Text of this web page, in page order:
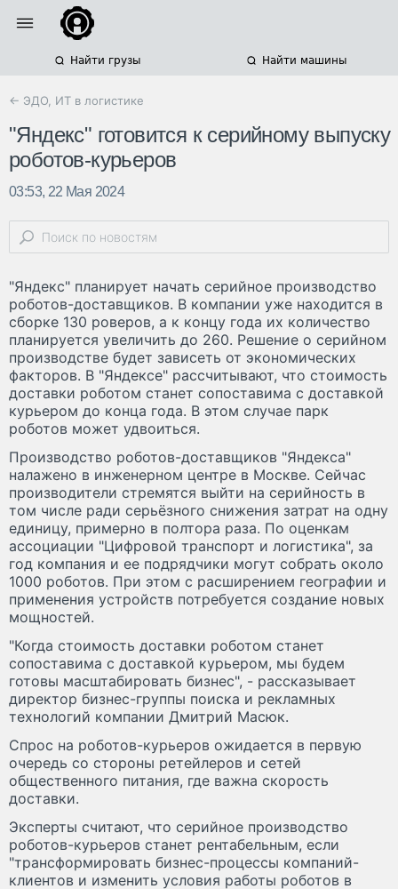
Найти грузы Найти машины
← ЭДО, ИТ в логистике
"Яндекс" готовится к серийному выпуску
роботов-курьеров
03:53, 22 Мая 2024
"Яндекс" планирует начать серийное производство
роботов-доставщиков. В компании уже находится в
сборке 130 роверов, а к концу года их количество
планируется увеличить до 260. Решение о серийном
производстве будет зависеть от экономических
факторов. В "Яндексе" рассчитывают, что стоимость
доставки роботом станет сопоставима с доставкой
курьером до конца года. В этом случае парк
роботов может удвоиться.
Производство роботов-доставщиков "Яндекса"
налажено в инженерном центре в Москве. Сейчас
производители стремятся выйти на серийность в
том числе ради серьёзного снижения затрат на одну
единицу, примерно в полтора раза. По оценкам
ассоциации "Цифровой транспорт и логистика", за
год компания и ее подрядчики могут собрать около
1000 роботов. При этом с расширением географии и
применения устройств потребуется создание новых
мощностей.
"Когда стоимость доставки роботом станет
сопоставима с доставкой курьером, мы будем
готовы масштабировать бизнес", - рассказывает
директор бизнес-группы поиска и рекламных
технологий компании Дмитрий Масюк.
Спрос на роботов-курьеров ожидается в первую
очередь со стороны ретейлеров и сетей
общественного питания, где важна скорость
доставки.
Эксперты считают, что серийное производство
роботов-курьеров станет рентабельным, если
"трансформировать бизнес-процессы компаний-
клиентов и изменить условия работы роботов в